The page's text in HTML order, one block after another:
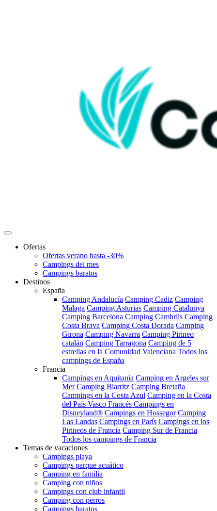
Ofertas
Ofertas verano hasta -30%
Campings del mes
Campings baratos
Destinos
España
Camping Andalucía Camping Cadiz Camping
Malaga Camping Asturias Camping Catalunya
Camping Barcelona Camping Cambrils Camping
Costa Brava Camping Costa Dorada Camping
Girona Camping Navarra Camping Pirineo
catalán Camping Tarragona Camping de 5
estrellas en la Comunidad Valenciana Todos los
campings de España
Francia
Campings en Aquitania Camping en Argeles sur
Mer Camping Biarritz Camping Bretaña
Campings en la Costa Azul Camping en la Costa
del País Vasco Francés Campings en
Disneyland® Campings en Hossegor Camping
Las Landas Campings en París Campings en los
Pirineos de Francia Camping Sur de Francia
Todos los campings de Francia
Temas de vacaciones
Campings playa
Campings parque acuático
Camping en familia
Camping con niños
Campings con club infantil
Camping con perros
Campings baratos